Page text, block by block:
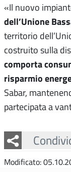
«Il nuovo
dell’Unione
territorio
costruito sulla
comporta
risparmio
Sabar,
partecipata a
Facebook
Twitter
Modificato: